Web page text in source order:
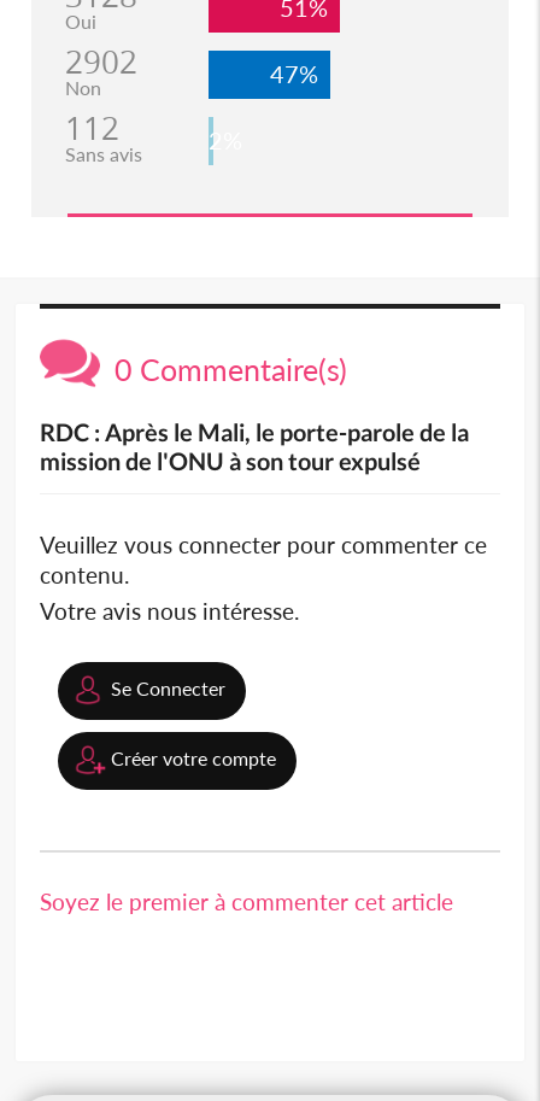
Oui 51%
2902
Non 47%
112
Sans avis 2%
0 Commentaire(s)
RDC : Après le Mali, le porte-parole de la
mission de l'ONU à son tour expulsé
Veuillez vous connecter pour commenter ce
contenu.
Votre avis nous intéresse.
Se Connecter
Créer votre compte
Soyez le premier à commenter cet article